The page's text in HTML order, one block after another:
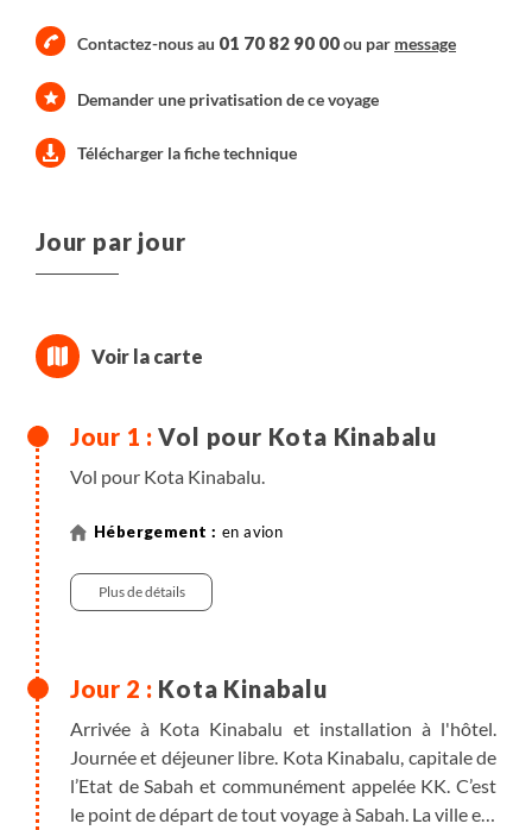
Contactez-nous au 01 70 82 90 00ou par message
Demander une privatisation de ce voyage
Télécharger la fiche technique
Jour par jour
Vol pour Kota Kinabalu
Vol pour Kota Kinabalu.
en avion
Plus de détails
Kota Kinabalu
Arrivée à Kota Kinabalu et installation à l'hôtel.
Journée et déjeuner libre. Kota Kinabalu, capitale de
l’Etat de Sabah et communément appelée KK. C’est
le point de départ de tout voyage à Sabah. La ville est